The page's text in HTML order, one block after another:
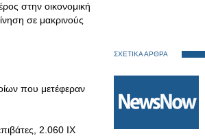
στην οικονομική
σε μακρινούς
που μετέφεραν
2.060 ΙΧ
ΣΧΕΤΙΚΑ ΑΡΘΡΑ